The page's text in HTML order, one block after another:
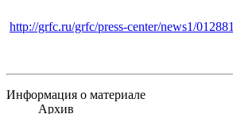
http://grfc.ru/grfc/press-center/news1/012881
Информация о материале
Архив